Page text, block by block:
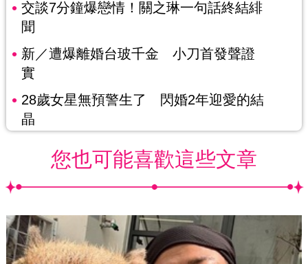
交談7分鐘爆戀情！關之琳一句話終結緋
聞
新／遭爆離婚台玻千金 小刀首發聲證
實
28歲女星無預警生了 閃婚2年迎愛的結
晶
您也可能喜歡這些文章